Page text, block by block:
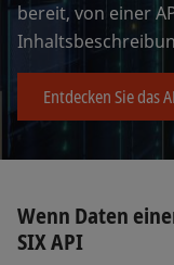
bereit, von einer
Entdecken Sie das
Wenn Daten
SIX API